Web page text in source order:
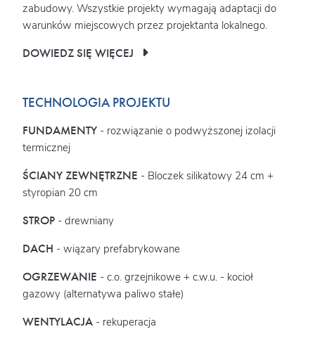
zabudowy. Wszystkie projekty wymagają adaptacji do
warunków miejscowych przez projektanta lokalnego.
DOWIEDZ SIĘ WIĘCEJ
TECHNOLOGIA PROJEKTU
FUNDAMENTY - rozwiązanie o podwyższonej izolacji
termicznej
ŚCIANY ZEWNĘTRZNE - Bloczek silikatowy 24 cm +
styropian 20 cm
STROP - drewniany
DACH - wiązary prefabrykowane
OGRZEWANIE - c.o. grzejnikowe + c.w.u. - kocioł
gazowy (alternatywa paliwo stałe)
WENTYLACJA - rekuperacja